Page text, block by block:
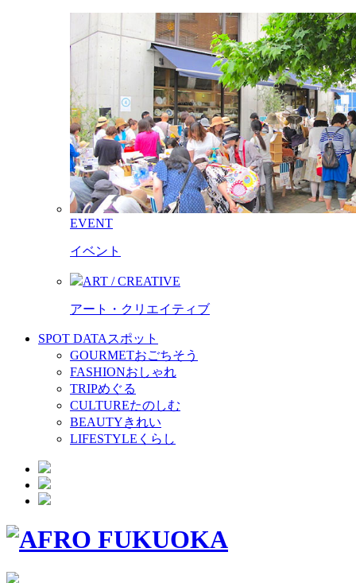
EVENT
イベント
ART / CREATIVE
アート・クリエイティブ
SPOT DATA スポット
GOURMETおごちそう
FASHIONおしゃれ
TRIPめぐる
CULTUREたのしむ
BEAUTYきれい
LIFESTYLE くらし